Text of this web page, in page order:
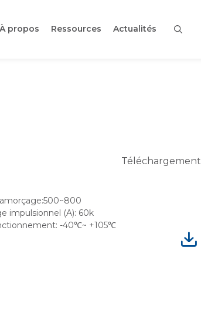
À propos Ressources Actualités
Téléchargement
impulsionnel (A): 60k
-40℃~ +105℃